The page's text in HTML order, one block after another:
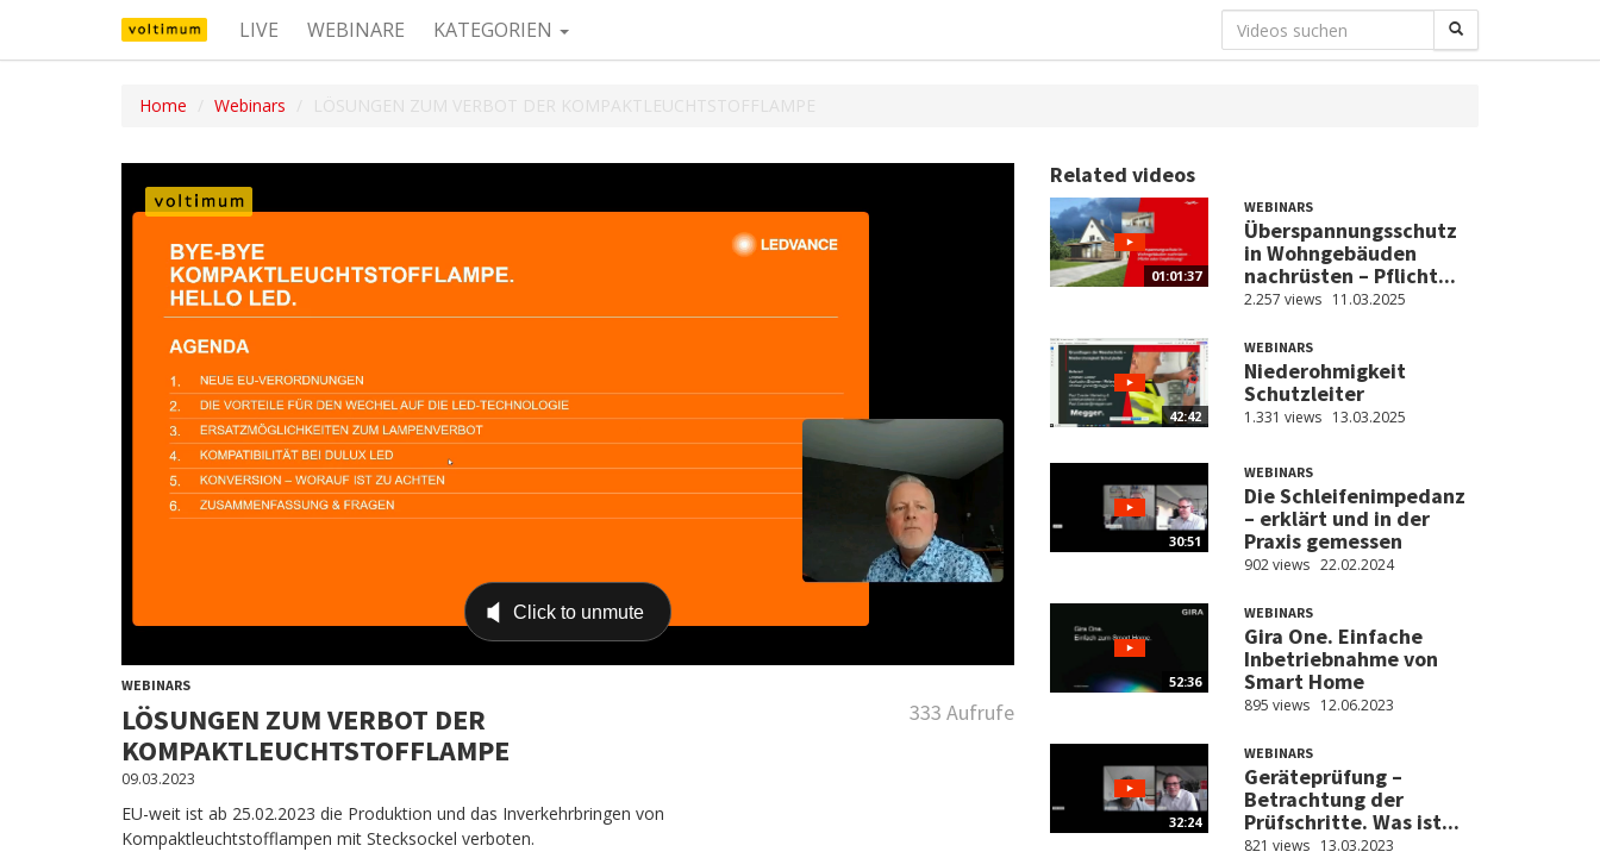
LIVE WEBINARE KATEGORIEN
Home Webinars LÖSUNGEN ZUM VERBOT DER KOMPAKTLEUCHTSTOFFLAMPE
WEBINARS
LÖSUNGEN ZUM VERBOT DER
KOMPAKTLEUCHTSTOFFLAMPE
333 Aufrufe
09.03.2023
EU-weit ist ab 25.02.2023 die Produktion und das Inverkehrbringen von
Kompaktleuchtstofflampen mit Stecksockel verboten.
Related videos
01:01:37
WEBINARS
Überspannungsschutz
in Wohngebäuden
nachrüsten – Pflicht...
2.257 views 11.03.2025
42:42
WEBINARS
Niederohmigkeit
Schutzleiter
1.331 views 13.03.2025
30:51
WEBINARS
Die Schleifenimpedanz
– erklärt und in der
Praxis gemessen
902 views 22.02.2024
52:36
WEBINARS
Gira One. Einfache
Inbetriebnahme von
Smart Home
895 views 12.06.2023
32:24
WEBINARS
Geräteprüfung –
Betrachtung der
Prüfschritte. Was ist...
821 views 13.03.2023